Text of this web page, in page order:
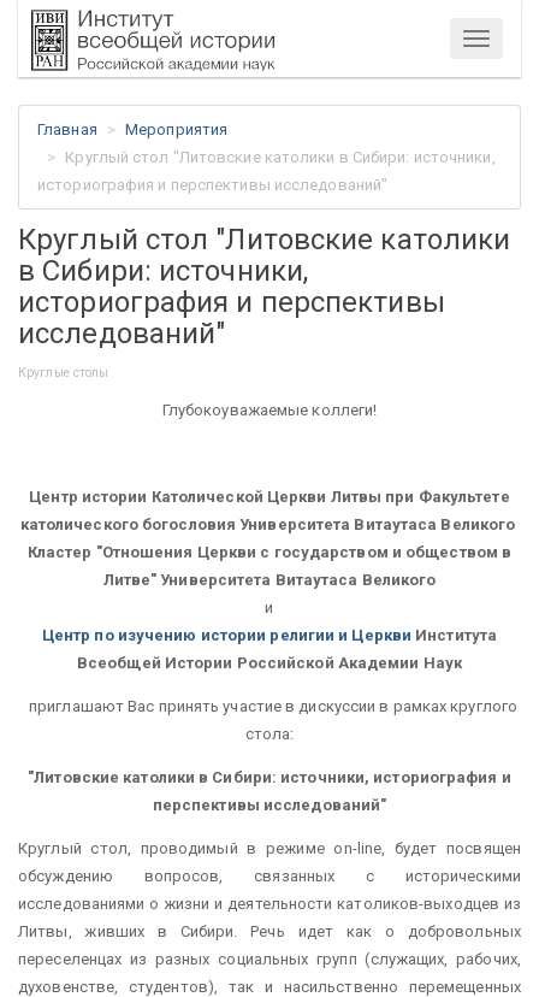
Меню
Главная
Мероприятия
Круглый стол "Литовские католики в Сибири: источники,
историография и перспективы исследований"
Круглый стол "Литовские католики
в Сибири: источники,
историография и перспективы
исследований"
Круглые столы
Глубокоуважаемые коллеги!
Центр истории Католической Церкви Литвы при Факультете
католического богословия Университета Витаутаса Великого
Кластер "Отношения Церкви с государством и обществом в
Литве" Университета Витаутаса Великого
и
Центр по изучению истории религии и Церкви Института
Всеобщей Истории Российской Академии Наук
приглашают Вас принять участие в дискуссии в рамках круглого
стола:
"Литовские католики в Сибири: источники, историография и
перспективы исследований"
Круглый стол, проводимый в режиме on-line, будет посвящен
обсуждению вопросов, связанных с историческими
исследованиями о жизни и деятельности католиков-выходцев из
Литвы, живших в Сибири. Речь идет как о добровольных
переселенцах из разных социальных групп (служащих, рабочих,
духовенстве, студентов), так и насильственно перемещенных